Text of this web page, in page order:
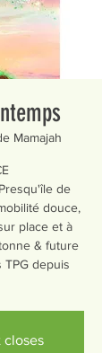
Mamajah
de
douce,
place et à
& future
TPG depuis
closes